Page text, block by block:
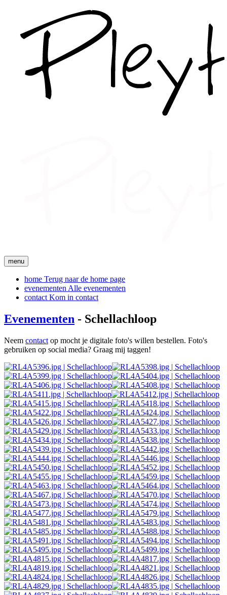
menu
home Terug naar de home page
evenementen Alle evenementen
contact Kom in contact
Evenementen - Schellachloop
Neem contact op mocht je digitale foto's willen bestellen. Foto's
gebruiken op social media? Graag mij taggen!